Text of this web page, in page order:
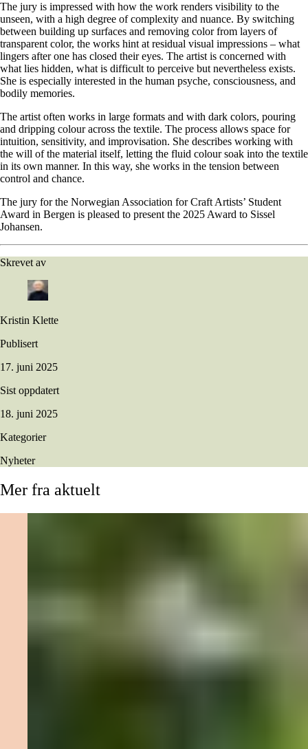
The jury is impressed with how the work renders visibility to the
unseen, with a high degree of complexity and nuance. By switching
between building up surfaces and removing color from layers of
transparent color, the works hint at residual visual impressions – what
lingers after one has closed their eyes. The artist is concerned with
what lies hidden, what is difficult to perceive but nevertheless exists.
She is especially interested in the human psyche, consciousness, and
bodily memories.
The artist often works in large formats and with dark colors, pouring
and dripping colour across the textile. The process allows space for
intuition, sensitivity, and improvisation. She describes working with
the will of the material itself, letting the fluid colour soak into the textile
in its own manner. In this way, she works in the tension between
control and chance.
The jury for the Norwegian Association for Craft Artists’ Student
Award in Bergen is pleased to present the 2025 Award to Sissel
Johansen.
Skrevet av
Kristin Klette
Publisert
17. juni 2025
Sist oppdatert
18. juni 2025
Kategorier
Nyheter
Mer fra aktuelt